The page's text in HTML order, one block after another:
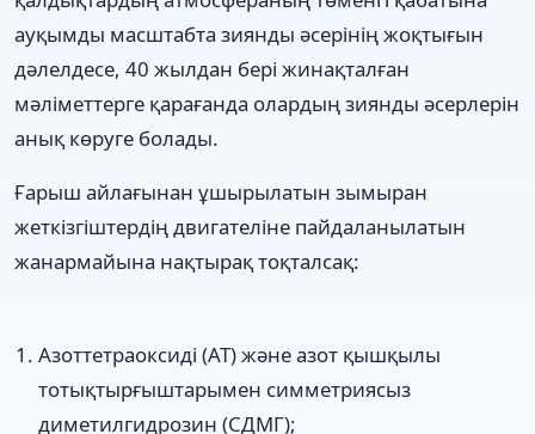
ауқымды масштабта зиянды әсерінің жоқтығын
дәлелдесе, 40 жылдан бері жинақталған
мәліметтерге қарағанда олардың зиянды әсерлерін
анық көруге болады.
Ғарыш айлағынан ұшырылатын зымыран
жеткізгіштердің двигателіне пайдаланылатын
жанармайына нақтырақ тоқталсақ:
Азоттетраоксиді (АТ) және азот қышқылы
тотықтырғыштарымен симметриясыз
диметилгидрозин (СДМГ);